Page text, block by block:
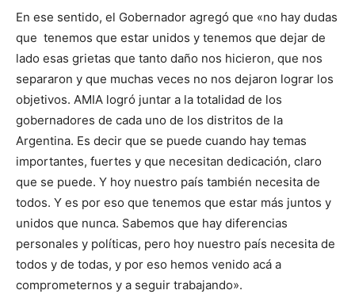
En ese sentido, el Gobernador agregó que «no hay dudas
que tenemos que estar unidos y tenemos que dejar de
lado esas grietas que tanto daño nos hicieron, que nos
separaron y que muchas veces no nos dejaron lograr los
objetivos. AMIA logró juntar a la totalidad de los
gobernadores de cada uno de los distritos de la
Argentina. Es decir que se puede cuando hay temas
importantes, fuertes y que necesitan dedicación, claro
que se puede. Y hoy nuestro país también necesita de
todos. Y es por eso que tenemos que estar más juntos y
unidos que nunca. Sabemos que hay diferencias
personales y políticas, pero hoy nuestro país necesita de
todos y de todas, y por eso hemos venido acá a
comprometernos y a seguir trabajando».